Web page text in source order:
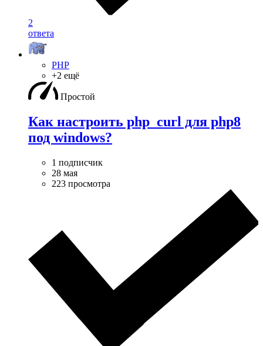
2
ответа
PHP
+2 ещё
Простой
Как настроить php_curl для php8
под windows?
1 подписчик
28 мая
223 просмотра